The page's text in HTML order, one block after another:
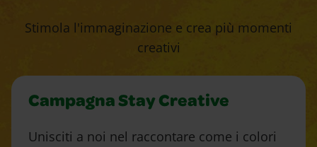
Stimola l'immaginazione e crea più momenti
creativi
Campagna Stay Creative
Unisciti a noi nel raccontare come i colori